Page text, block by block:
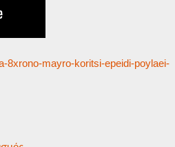
8xrono-mayro-koritsi-epeidi-poylaei-